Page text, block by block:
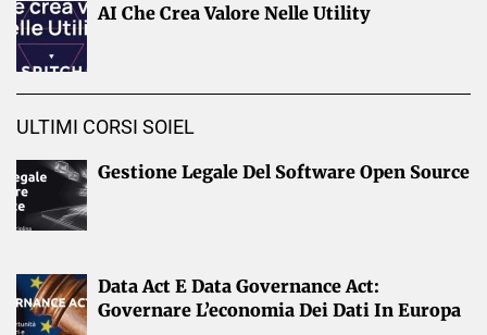
AI Che Crea Valore Nelle Utility
ULTIMI CORSI SOIEL
Gestione Legale Del Software Open Source
Data Act E Data Governance Act:
Governare L’economia Dei Dati In Europa